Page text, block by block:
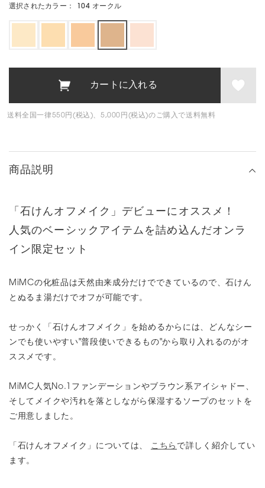
選択されたカラー： 104 オークル
送料全国一律550円(税込)、5,000円(税込)のご購入で送料無料
商品説明
「石けんオフメイク」デビューにオススメ！
人気のベーシックアイテムを詰め込んだオンラ
イン限定セット
MiMCの化粧品は天然由来成分だけでできているので、石けん
とぬるま湯だけでオフが可能です。
せっかく「石けんオフメイク」を始めるからには、どんなシー
ンでも使いやすい"普段使いできるもの"から取り入れるのがオ
ススメです。
MiMC人気No.1ファンデーションやブラウン系アイシャドー、
そしてメイクや汚れを落としながら保湿するソープのセットを
ご用意しました。
「石けんオフメイク」については、 こちら で詳しく紹介してい
ます。